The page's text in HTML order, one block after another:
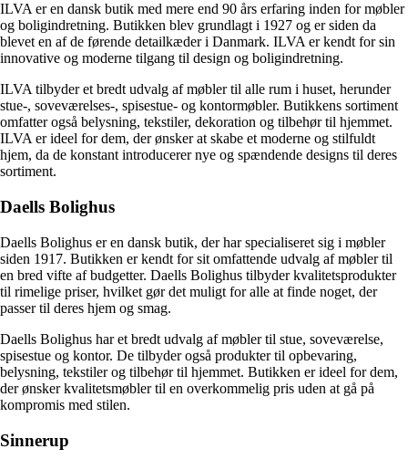
ILVA er en dansk butik med mere end 90 års erfaring inden for møbler
og boligindretning. Butikken blev grundlagt i 1927 og er siden da
blevet en af de førende detailkæder i Danmark. ILVA er kendt for sin
innovative og moderne tilgang til design og boligindretning.
ILVA tilbyder et bredt udvalg af møbler til alle rum i huset, herunder
stue-, soveværelses-, spisestue- og kontormøbler. Butikkens sortiment
omfatter også belysning, tekstiler, dekoration og tilbehør til hjemmet.
ILVA er ideel for dem, der ønsker at skabe et moderne og stilfuldt
hjem, da de konstant introducerer nye og spændende designs til deres
sortiment.
Daells Bolighus
Daells Bolighus er en dansk butik, der har specialiseret sig i møbler
siden 1917. Butikken er kendt for sit omfattende udvalg af møbler til
en bred vifte af budgetter. Daells Bolighus tilbyder kvalitetsprodukter
til rimelige priser, hvilket gør det muligt for alle at finde noget, der
passer til deres hjem og smag.
Daells Bolighus har et bredt udvalg af møbler til stue, soveværelse,
spisestue og kontor. De tilbyder også produkter til opbevaring,
belysning, tekstiler og tilbehør til hjemmet. Butikken er ideel for dem,
der ønsker kvalitetsmøbler til en overkommelig pris uden at gå på
kompromis med stilen.
Sinnerup